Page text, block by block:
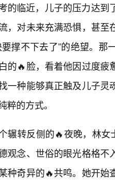
的临近，儿子的压力达
，对未来充满恐惧，甚
要撑不下去了”的绝望。
的🔥脸，看着他因过度
一种能够真正触及儿子
粹的方式。
辗转反侧的🔥夜晚，林女
观念、世俗的眼光格格
种奇异的🔥共鸣。她开